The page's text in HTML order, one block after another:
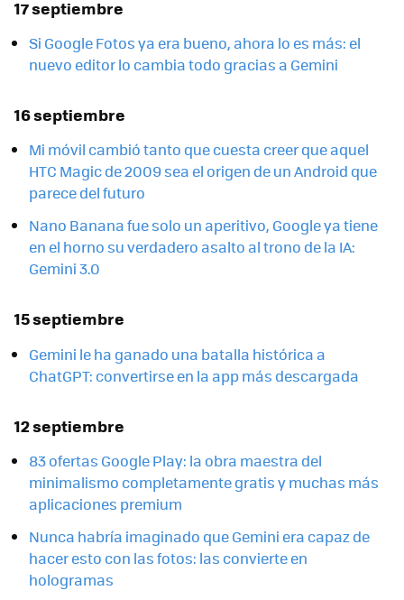
17 septiembre
Si Google Fotos ya era bueno, ahora lo es más: el
nuevo editor lo cambia todo gracias a Gemini
16 septiembre
Mi móvil cambió tanto que cuesta creer que aquel
HTC Magic de 2009 sea el origen de un Android que
parece del futuro
Nano Banana fue solo un aperitivo, Google ya tiene
en el horno su verdadero asalto al trono de la IA:
Gemini 3.0
15 septiembre
Gemini le ha ganado una batalla histórica a
ChatGPT: convertirse en la app más descargada
12 septiembre
83 ofertas Google Play: la obra maestra del
minimalismo completamente gratis y muchas más
aplicaciones premium
Nunca habría imaginado que Gemini era capaz de
hacer esto con las fotos: las convierte en
hologramas